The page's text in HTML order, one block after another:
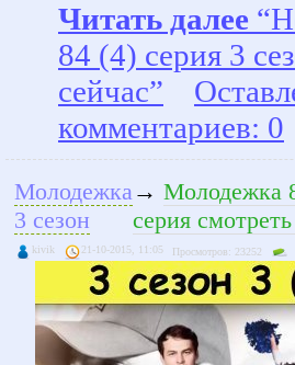
Читать далее
84 (4) серия 3
сейчас”
комментариев: 0
Молодежка
3 сезон
→ Молодежка
серия
kivik 21-10-2015, 11:05 Просмотров: 23252